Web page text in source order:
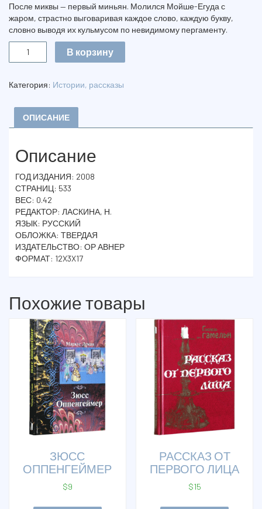
После миквы — первый миньян. Молился Мойше-Егуда с
жаром, страстно выговаривая каждое слово, каждую букву,
словно выводя их кульмусом по невидимому пергаменту.
ГОЛОС
ТИШИНЕ.
В корзину
Категория: Истории, рассказы
ОПИСАНИЕ
Описание
ГОД ИЗДАНИЯ: 2008
СТРАНИЦ: 533
ВЕС: 0.42
РЕДАКТОР: ЛАСКИНА, Н.
ЯЗЫК: РУССКИЙ
ОБЛОЖКА: ТВЕРДАЯ
ИЗДАТЕЛЬСТВО: ОР АВНЕР
ФОРМАТ: 12X3X17
Похожие товары
ЗЮСС
ОППЕНГЕЙМЕР
$9
РАССКАЗ ОТ
ПЕРВОГО ЛИЦА
$15